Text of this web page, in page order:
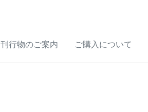
刊行物のご案内 ご購入について